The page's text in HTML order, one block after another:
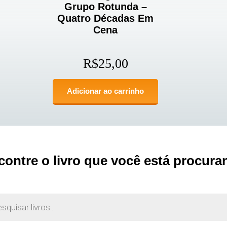
Grupo Rotunda –
Quatro Décadas Em
Cena
R$25,00
Adicionar ao carrinho
o livro que você está